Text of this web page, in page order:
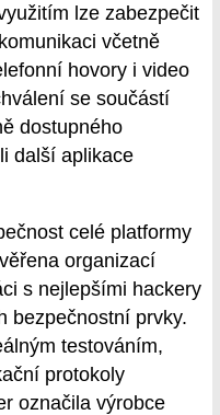
lze zabezpečit
včetně
hovory i video
se součástí
dostupného
další aplikace
celé platformy
organizací
s nejlepšími hackery
bezpečnostní prvky.
testováním,
protokoly
označila výrobce